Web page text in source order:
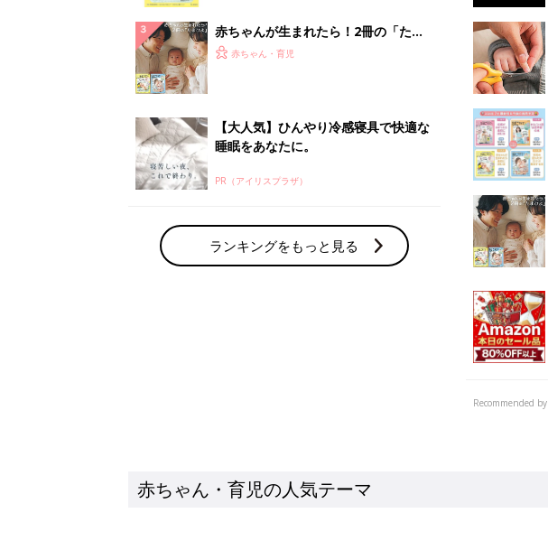
解決テク
赤ちゃんが生まれたら！2冊の「たま
ひよ」
赤ちゃん・育児
【大人気】ひんやり冷感寝具で快適な
睡眠をあなたに。
PR（アイリスプラザ）
ランキングをもっと見る
Recommended by
赤ちゃん・育児の人気テーマ